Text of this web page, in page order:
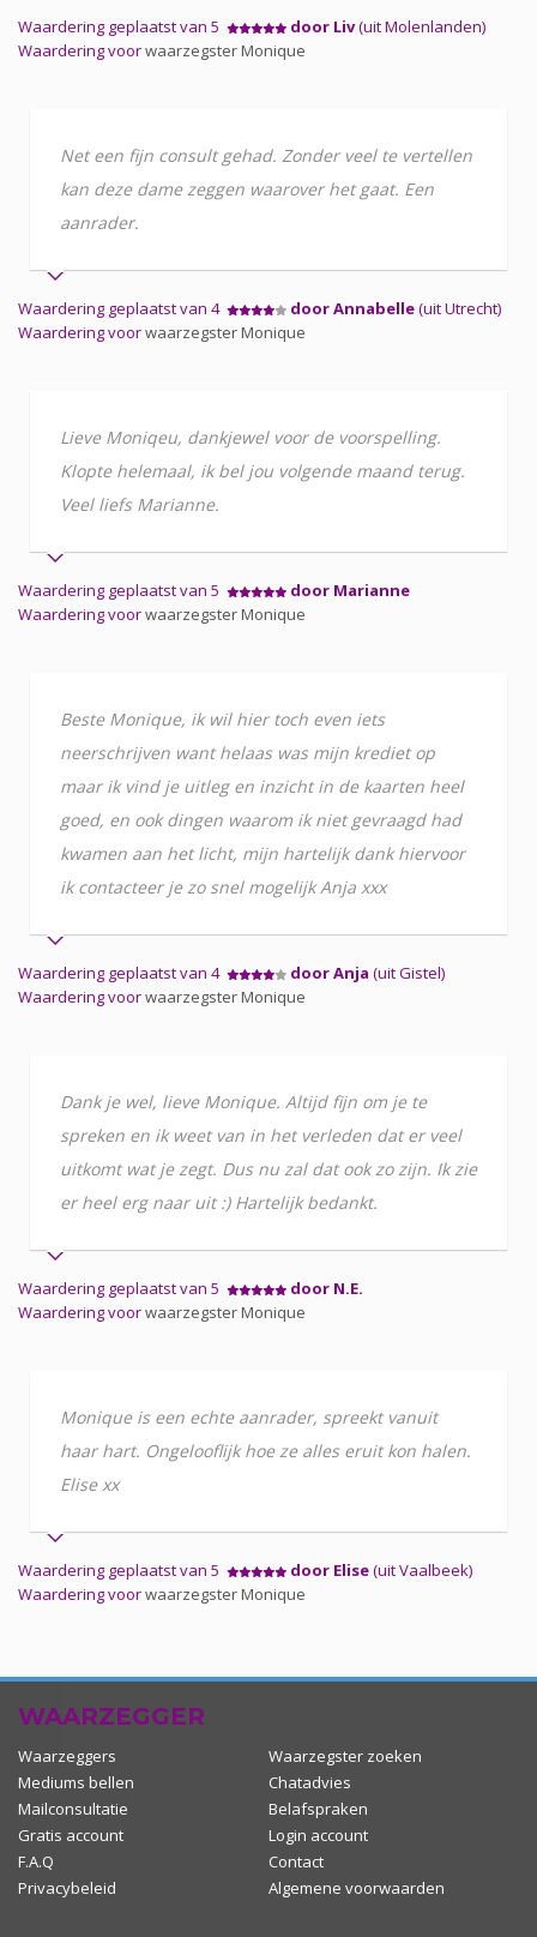
Waardering geplaatst van 5 door Liv(uit Molenlanden)
Waardering voorwaarzegster Monique
Net een fijn consult gehad. Zonder veel te vertellen
kan deze dame zeggen waarover het gaat. Een
aanrader.
Waardering geplaatst van 4 door Annabelle(uit Utrecht)
Waardering voorwaarzegster Monique
Lieve Moniqeu, dankjewel voor de voorspelling.
Klopte helemaal, ik bel jou volgende maand terug.
Veel liefs Marianne.
Waardering geplaatst van 5
door Marianne
Waardering voorwaarzegster Monique
Beste Monique, ik wil hier toch even iets
neerschrijven want helaas was mijn krediet op
maar ik vind je uitleg en inzicht in de kaarten heel
goed, en ook dingen waarom ik niet gevraagd had
kwamen aan het licht, mijn hartelijk dank hiervoor
ik contacteer je zo snel mogelijk Anja xxx
Waardering geplaatst van 4 door Anja (uit Gistel)
Waardering voorwaarzegster Monique
Dank je wel, lieve Monique. Altijd fijn om je te
spreken en ik weet van in het verleden dat er veel
uitkomt wat je zegt. Dus nu zal dat ook zo zijn. Ik zie
er heel erg naar uit :) Hartelijk bedankt.
Waardering geplaatst van 5
door N.E.
Waardering voorwaarzegster Monique
Monique is een echte aanrader, spreekt vanuit
haar hart. Ongelooflijk hoe ze alles eruit kon halen.
Elise xx
Waardering geplaatst van 5 door Elise(uit Vaalbeek)
Waardering voorwaarzegster Monique
WAARZEGGER
Waarzeggers
Waarzegster zoeken
Mediums bellen
Chatadvies
Mailconsultatie
Belafspraken
Gratis account
Login account
F.A.Q
Contact
Privacybeleid
Algemene voorwaarden